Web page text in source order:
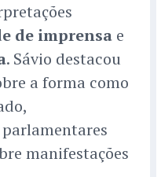
de imprensa e
. Sávio destacou
a forma como
manifestações